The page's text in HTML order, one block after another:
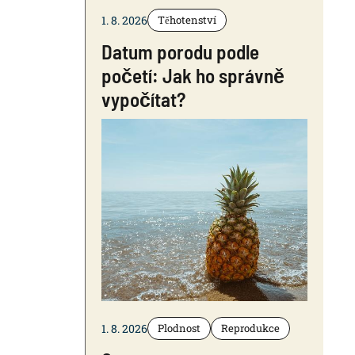
1. 8. 2026 Těhotenství
Datum porodu podle
početí: Jak ho správně
vypočítat?
1. 8. 2026 Plodnost Reprodukce